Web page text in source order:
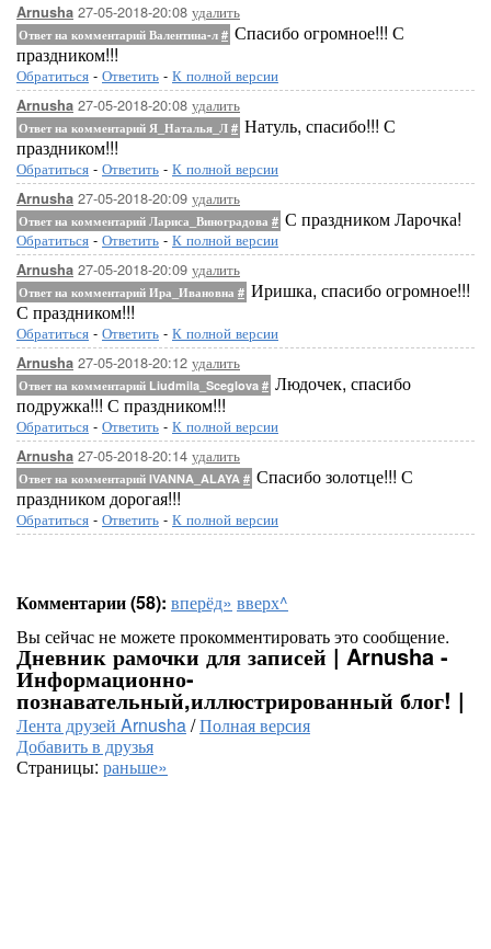
Arnusha 27-05-2018-20:08 удалить
Ответ на комментарий Валентина-л # Спасибо огромное!!! С
праздником!!!
Обратиться - Ответить - К полной версии
Arnusha 27-05-2018-20:08 удалить
Ответ на комментарий Я_Наталья_Л # Натуль, спасибо!!! С
праздником!!!
Обратиться - Ответить - К полной версии
Arnusha 27-05-2018-20:09 удалить
Ответ на комментарий Лариса_Виноградова # С праздником Ларочка!
Обратиться - Ответить - К полной версии
Arnusha 27-05-2018-20:09 удалить
Ответ на комментарий Ира_Ивановна # Иришка, спасибо огромное!!!
С праздником!!!
Обратиться - Ответить - К полной версии
Arnusha 27-05-2018-20:12 удалить
Ответ на комментарий Liudmila_Sceglova # Людочек, спасибо
подружка!!! С праздником!!!
Обратиться - Ответить - К полной версии
Arnusha 27-05-2018-20:14 удалить
Ответ на комментарий IVANNA_ALAYA # Спасибо золотце!!! С
праздником дорогая!!!
Обратиться - Ответить - К полной версии
Комментарии (58): вперёд» вверх^
Вы сейчас не можете прокомментировать это сообщение.
Дневник рамочки для записей | Arnusha -
Информационно-
познавательный,иллюстрированный блог! |
Лента друзей Arnusha/Полная версия
Добавить в друзья
Страницы: раньше»